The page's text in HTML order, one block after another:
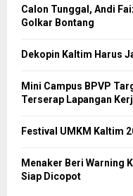
Calon Tunggal, Andi
Golkar Bontang
Dekopin Kaltim Harus
Mini Campus BPVP
Terserap Lapangan
Festival UMKM Kaltim
Menaker Beri Warning
Siap Dicopot